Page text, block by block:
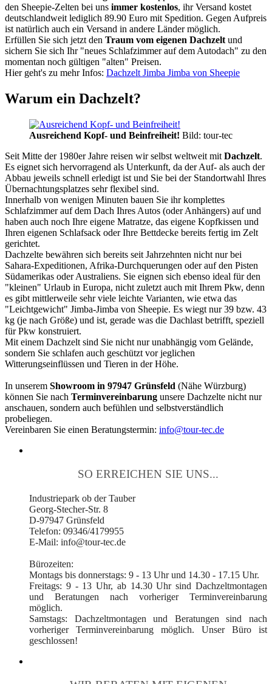
den Sheepie-Zelten bei uns immer kostenlos, ihr Versand kostet
deutschlandweit lediglich 89.90 Euro mit Spedition. Gegen Aufpreis
ist natürlich auch ein Versand in andere Länder möglich.
Erfüllen Sie sich jetzt den Traum vom eigenen Dachzelt und
sichern Sie sich Ihr "neues Schlafzimmer auf dem Autodach" zu den
momentan noch gültigen "alten" Preisen.
Hier geht's zu mehr Infos: Dachzelt Jimba Jimba von Sheepie
Warum ein Dachzelt?
Ausreichend Kopf- und Beinfreiheit! Bild: tour-tec
Seit Mitte der 1980er Jahre reisen wir selbst weltweit mit Dachzelt.
Es eignet sich hervorragend als Unterkunft, da der Auf- als auch der
Abbau jeweils schnell erledigt ist und Sie bei der Standortwahl Ihres
Übernachtungsplatzes sehr flexibel sind.
Innerhalb von wenigen Minuten bauen Sie ihr komplettes
Schlafzimmer auf dem Dach Ihres Autos (oder Anhängers) auf und
haben auch noch Ihre eigene Matratze, das eigene Kopfkissen und
Ihren eigenen Schlafsack oder Ihre Bettdecke bereits fertig im Zelt
gerichtet.
Dachzelte bewähren sich bereits seit Jahrzehnten nicht nur bei
Sahara-Expeditionen, Afrika-Durchquerungen oder auf den Pisten
Südamerikas oder Australiens. Sie eignen sich ebenso ideal für den
"kleinen" Urlaub in Europa, nicht zuletzt auch mit Ihrem Pkw, denn
es gibt mittlerweile sehr viele leichte Varianten, wie etwa das
"Leichtgewicht" Jimba-Jimba von Sheepie. Es wiegt nur 39 bzw. 43
kg (je nach Größe) und ist, gerade was die Dachlast betrifft, speziell
für Pkw konstruiert.
Mit einem Dachzelt sind Sie nicht nur unabhängig vom Gelände,
sondern Sie schlafen auch geschützt vor jeglichen
Witterungseinflüssen und Tieren in der Höhe.
In unserem Showroom in 97947 Grünsfeld (Nähe Würzburg)
können Sie nach Terminvereinbarung unsere Dachzelte nicht nur
anschauen, sondern auch befühlen und selbstverständlich
probeliegen.
Vereinbaren Sie einen Beratungstermin: info@tour-tec.de
SO ERREICHEN SIE UNS...
Industriepark ob der Tauber
Georg-Stecher-Str. 8
D-97947 Grünsfeld
Telefon: 09346/4179955
E-Mail: info@tour-tec.de
Bürozeiten:
Montags bis donnerstags: 9 - 13 Uhr und 14.30 - 17.15 Uhr.
Freitags: 9 - 13 Uhr, ab 14.30 Uhr sind Dachzeltmontagen
und Beratungen nach vorheriger Terminvereinbarung
möglich.
Samstags: Dachzeltmontagen und Beratungen sind nach
vorheriger Terminvereinbarung möglich. Unser Büro ist
geschlossen!